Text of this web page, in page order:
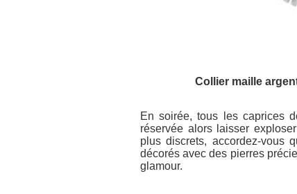
Collier maille
En soirée, tous les caprices
réservée alors laisser
plus discrets, accordez-vous
décorés avec des pierres
glamour.